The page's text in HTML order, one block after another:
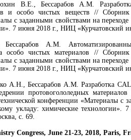
В.Е., Бессарабов А.М.
и особо чистых веществ // Сборник
с заданными свойствами на
7 июня 2018 г., НИЦ «Курчатовский
А.М.
особо чистых материалов //
с заданными свойствами на
7 июня 2018 г., НИЦ «Курчатовский
А.Н., Бессарабов А.М. Разработка
протовогололедных
конференции «Материалы с
укладу: химические
с. 69.
Congress, June 21-23, 2018, Paris,